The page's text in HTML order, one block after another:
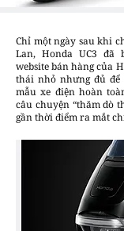
Chỉ một ngày sau khi
Lan, Honda UC3
website bán hàng của
thái nhỏ nhưng đủ để
mẫu xe điện hoàn
câu chuyện “thăm dò
gần thời điểm ra mắt